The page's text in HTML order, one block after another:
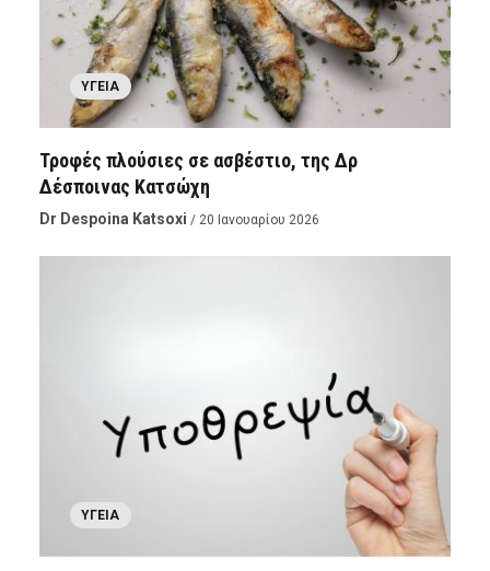
ΥΓΕΊΑ
Τροφές πλούσιες σε ασβέστιο, της Δρ
Δέσποινας Κατσώχη
Dr Despoina Katsoxi / 20 Ιανουαρίου 2026
ΥΓΕΊΑ